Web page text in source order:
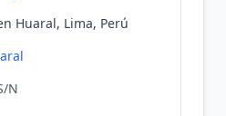
Huaral, Lima, Perú
N